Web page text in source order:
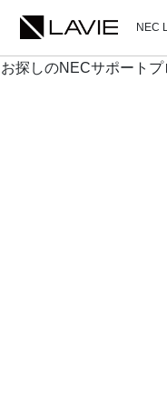
NEC
お探しのNECサポートプ